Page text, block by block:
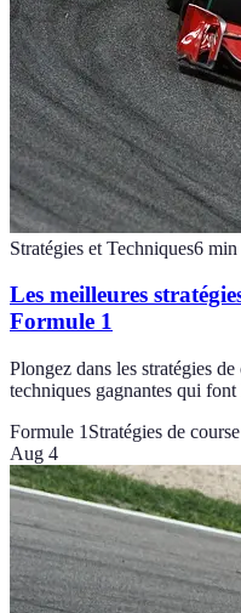
Stratégies et Techniques6 min
Les meilleures
Formule 1
Plongez dans les stratégies
techniques gagnantes qui
Formule 1 Stratégies de course
Aug 4